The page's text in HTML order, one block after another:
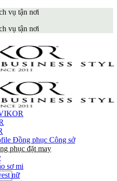
vụ tận nơi
vụ tận nơi
Đồng phục Công sở
phục đặt may
sơ mi
nữ